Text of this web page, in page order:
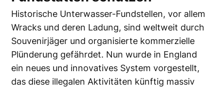
Historische Unterwasser-Fundstellen, vor allem
Wracks und deren Ladung, sind weltweit durch
Souvenirjäger und organisierte kommerzielle
Plünderung gefährdet. Nun wurde in England
ein neues und innovatives System vorgestellt,
das diese illegalen Aktivitäten künftig massiv